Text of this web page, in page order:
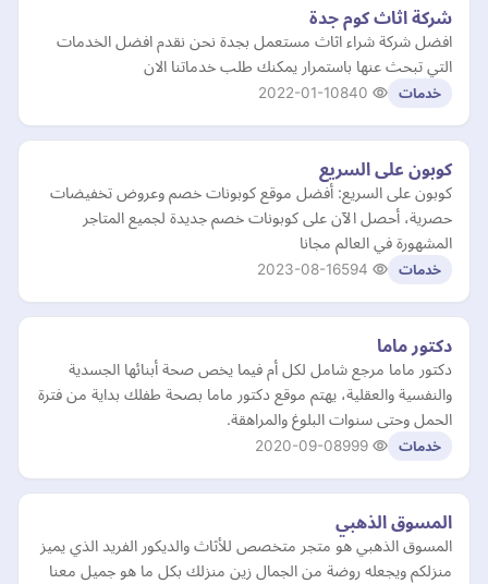
شركة اثاث كوم جدة
افضل شركة شراء اثاث مستعمل بجدة نحن نقدم افضل الخدمات
التي تبحث عنها باستمرار يمكنك طلب خدماتنا الان
خدمات 2022-01-10
كوبون على السريع
كوبون على السريع: أفضل موقع كوبونات خصم وعروض تخفيضات
حصرية، أحصل الآن على كوبونات خصم جديدة لجميع المتاجر
المشهورة في العالم مجانا
خدمات 2023-08-16
دكتور ماما
دكتور ماما مرجع شامل لكل أم فيما يخص صحة أبنائها الجسدية
والنفسية والعقلية، يهتم موقع دكتور ماما بصحة طفلك بداية من فترة
الحمل وحتى سنوات البلوغ والمراهقة.
خدمات 2020-09-08
المسوق الذهبي
المسوق الذهبي هو متجر متخصص للأثاث والديكور الفريد الذي يميز
منزلكم ويجعله روضة من الجمال زين منزلك بكل ما هو جميل معنا